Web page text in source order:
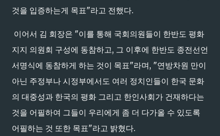
것을 입증하는게 목표"라고 전했다.
이어서 김 회장은 "이를 통해 국회의원들이 한반도 평화
지지 의원회 구성에 동참하고, 그 이후에 한반도 종전선언
서명식에 동참하게 하는 것이 목표"라며, "연방차원 만이
아닌 주정부나 시정부에서도 여러 정치인들이 한국 문화
의 대중성과 한국의 평화 그리고 한인사회가 건재하다는
것을 어필하여 그들이 우리에게 좀 더 다가올 수 있도록
어필하는 것 또한 목표"라고 밝혔다.